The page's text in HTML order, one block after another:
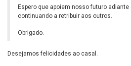
Espero que apoiem nosso futuro
continuando a retribuir aos outros.
Obrigado.
Desejamos felicidades ao casal.